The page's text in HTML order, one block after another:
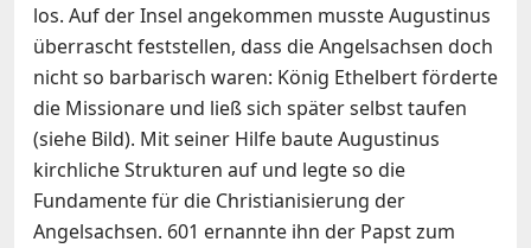
los. Auf der Insel angekommen musste Augustinus
überrascht feststellen, dass die Angelsachsen doch
nicht so barbarisch waren: König Ethelbert förderte
die Missionare und ließ sich später selbst taufen
(siehe Bild). Mit seiner Hilfe baute Augustinus
kirchliche Strukturen auf und legte so die
Fundamente für die Christianisierung der
Angelsachsen. 601 ernannte ihn der Papst zum